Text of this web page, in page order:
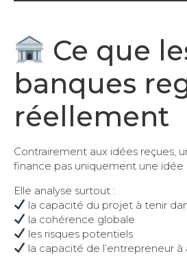
Ce que
banques
réellement
Contrairement aux idées reçues,
finance pas uniquement une idée
Elle analyse surtout :
la capacité du projet à tenir
la cohérence globale
les risques potentiels
la capacité de l’entrepreneur à